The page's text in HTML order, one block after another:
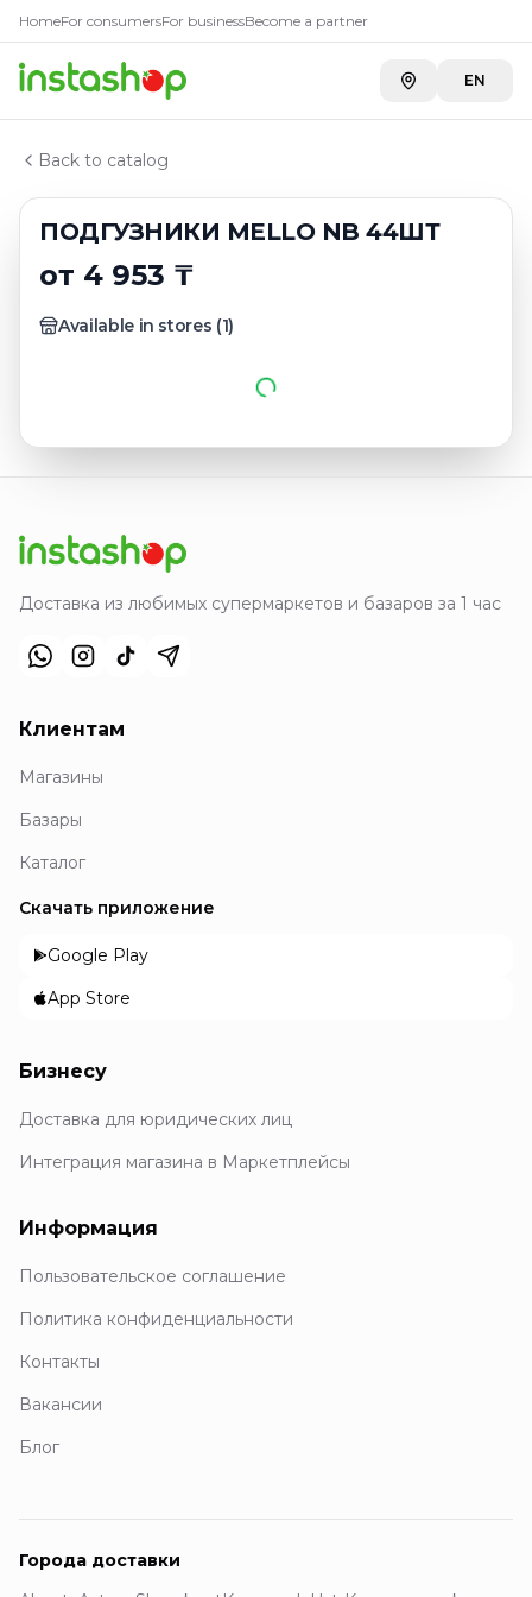
HomeFor consumersFor businessBecome a partner
EN
Back to catalog
ПОДГУЗНИКИ MELLO NB 44ШТ
от 4 953 ₸
Available in stores (1)
Главная
Каталог
3 размер (4-11 кг)
ПОДГУЗНИКИ MELLO NB 44ШТ
КупитьПОДГУЗНИКИ
Доставка из любимых супермаркетов и базаров за 1 час
Клиентам
Магазины
Базары
Каталог
Скачать приложение
Google Play
App Store
Бизнесу
Доставка для юридических лиц
Интеграция магазина в Маркетплейсы
Информация
Пользовательское соглашение
Политика конфиденциальности
Контакты
Вакансии
Блог
Города доставки